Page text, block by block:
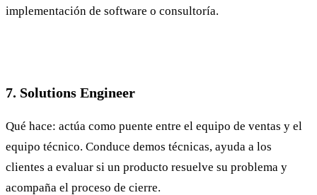
implementación de software o consultoría.
7. Solutions Engineer
Qué hace: actúa como puente entre el equipo de ventas y el
equipo técnico. Conduce demos técnicas, ayuda a los
clientes a evaluar si un producto resuelve su problema y
acompaña el proceso de cierre.